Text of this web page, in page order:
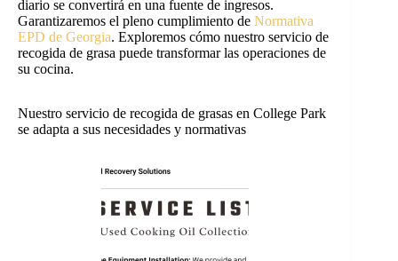
diario se convertirá en una fuente de ingresos.
Garantizaremos el pleno cumplimiento de Normativa
EPD de Georgia. Exploremos cómo nuestro servicio de
recogida de grasa puede transformar las operaciones de
su cocina.
Nuestro servicio de recogida de grasas en College Park
se adapta a sus necesidades y normativas